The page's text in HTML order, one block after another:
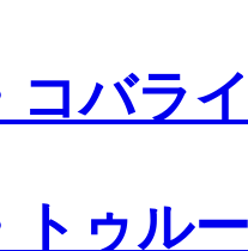
コバラ
トゥル